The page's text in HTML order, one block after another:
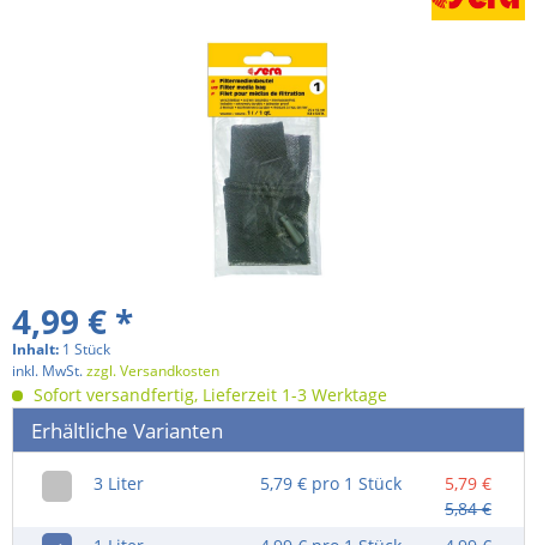
4,99 € *
Inhalt: 1 Stück
inkl. MwSt.zzgl. Versandkosten
Sofort versandfertig, Lieferzeit 1-3 Werktage
Erhältliche Varianten
3 Liter 5,79 € pro 1 Stück
5,79 €
5,84 €